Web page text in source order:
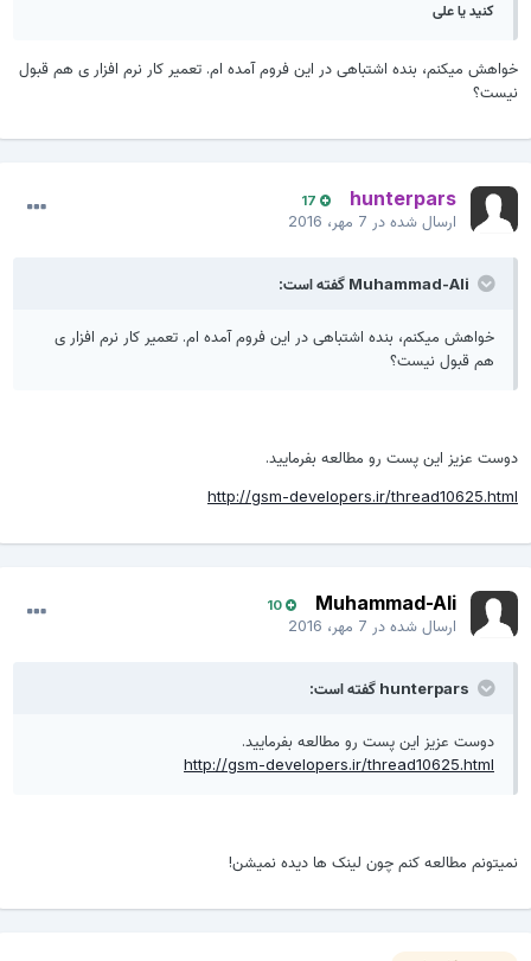
کنید یا علی
میکنم، بنده اشتباهی در این فروم آمده ام. تعمیر کار نرم افزار ی هم قبول
hunterpars
ارسال شده در7 مهر، 2016
Muhammad-Ali گفته است:
خواهش میکنم، بنده اشتباهی در این فروم آمده ام. تعمیر کار نرم افزار ی
هم قبول نیست؟
عزیز این پست رو مطالعه بفرمایید.
http://gsm-developers.ir/
Muhammad-Ali
ارسال شده در7 مهر، 2016
hunterpars گفته است:
دوست عزیز این پست رو مطالعه بفرمایید.
http://gsm-developers.ir/thread10625.html
مطالعه کنم چون لینک ها دیده نمیشن!